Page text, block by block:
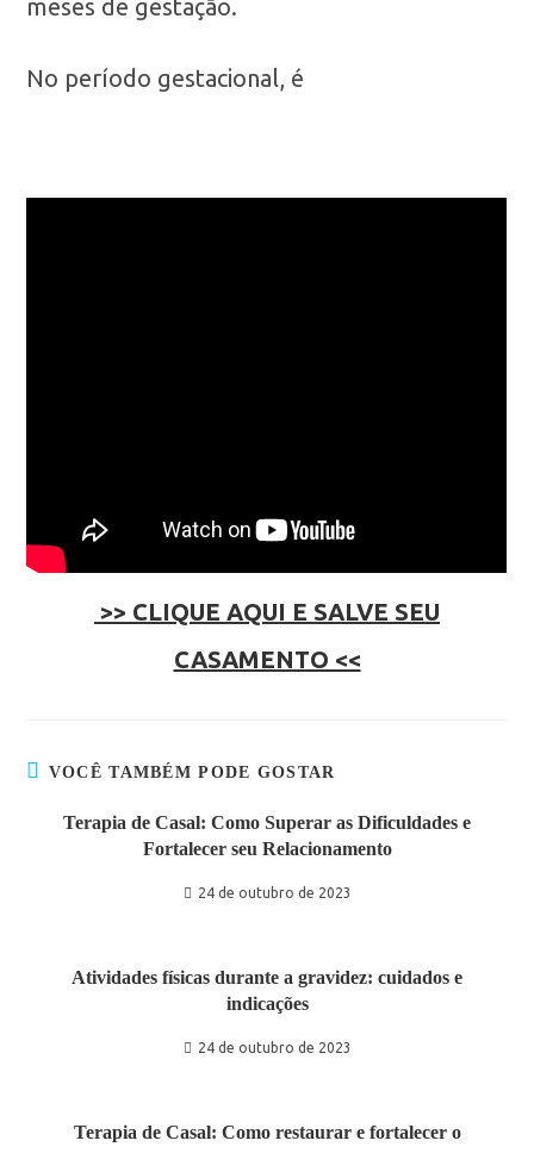
meses de gestação.
No período gestacional, é
>> CLIQUE AQUI E SALVE SEU
CASAMENTO <<
VOCÊ TAMBÉM PODE GOSTAR
Terapia de Casal: Como Superar as Dificuldades e
Fortalecer seu Relacionamento
24 de outubro de 2023
Atividades físicas durante a gravidez: cuidados e
indicações
24 de outubro de 2023
Terapia de Casal: Como restaurar e fortalecer o